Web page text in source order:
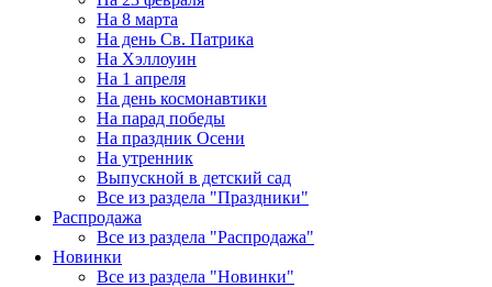
На 8 марта
На день Св. Патрика
На Хэллоуин
На 1 апреля
На день космонавтики
На парад победы
На праздник Осени
На утренник
Выпускной в детский сад
Все из раздела "Праздники"
Распродажа
Все из раздела "Распродажа"
Новинки
Все из раздела "Новинки"